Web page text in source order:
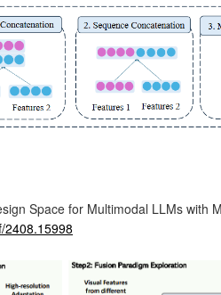
Space for Multimodal LLMs with
2408.15998